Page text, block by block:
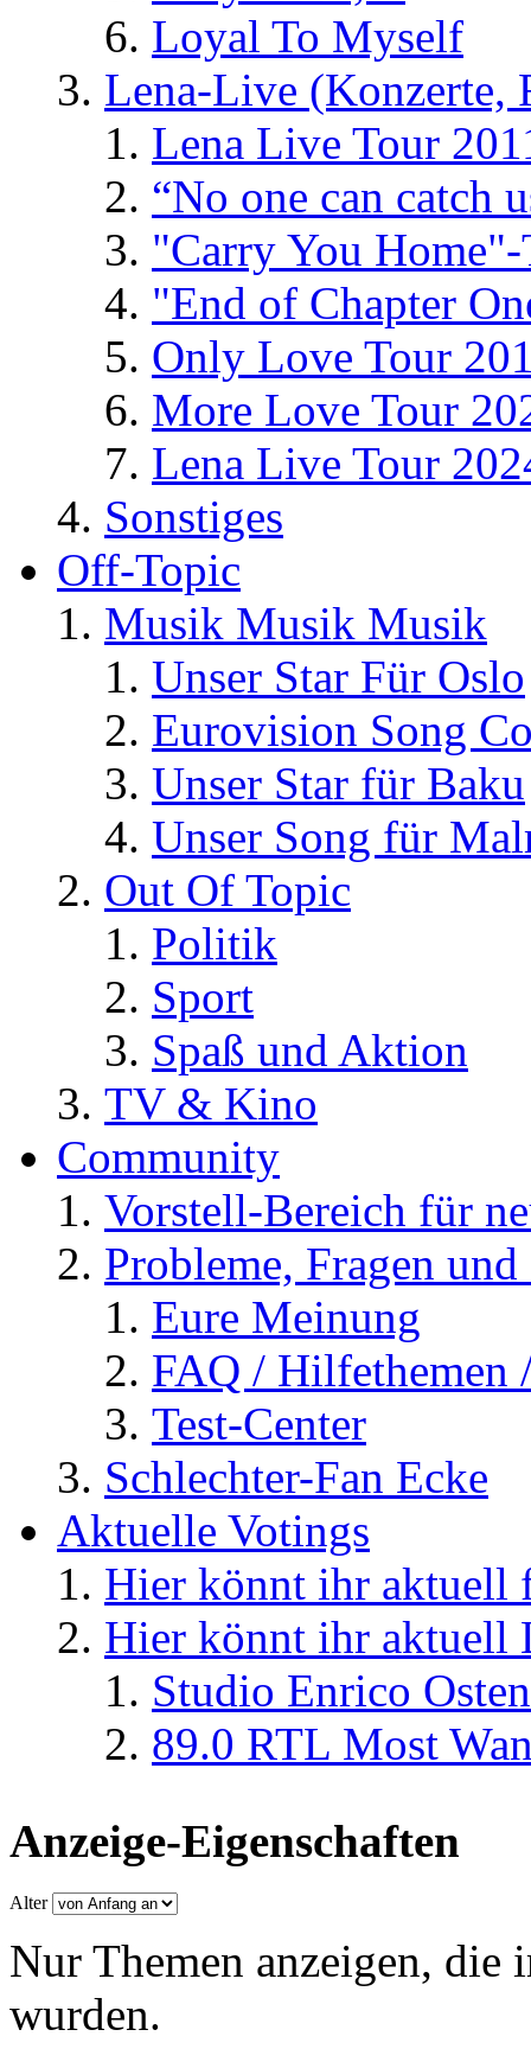
Loyal To Myself
Lena-Live (Konzerte,
Lena Live Tour
“No one can catch
"Carry You
"End of Chapter
Only Love Tour
More Love Tour
Lena Live Tour
Sonstiges
Off-Topic
Musik Musik Musik
Unser Star Für Oslo
Eurovision Song
Unser Star für Baku
Unser Song für
Out Of Topic
Politik
Sport
Spaß und Aktion
TV & Kino
Community
Vorstell-Bereich für
Probleme, Fragen
Eure Meinung
FAQ / Hilfethemen
Test-Center
Schlechter-Fan Ecke
Aktuelle Votings
Hier könnt ihr aktuell
Hier könnt ihr aktuell
Studio Enrico
89.0 RTL Most
Anzeige-Eigenschaften
Alter
Nur Themen anzeigen, die
wurden.